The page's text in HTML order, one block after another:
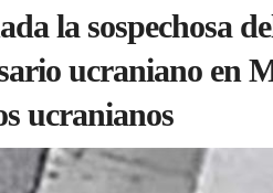
la sospechosa
ucraniano en
ucranianos